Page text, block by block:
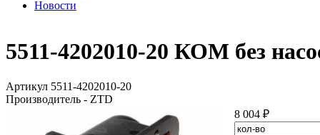
Новости
5511-4202010-20 КОМ без
Артикул 5511-4202010-20
Производитель - ZTD
8 004 ₽